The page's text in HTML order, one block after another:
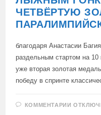
ЧЕТВЁРТУЮ
благодаря Анастасии
раздельным стартом на
уже вторая золотая
победу в спринте
КОММЕНТАРИИ К